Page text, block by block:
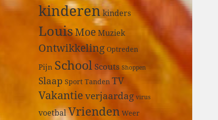
kinderenkinders
LouisMoeMuziek
Ontwikkeling Optreden
Pijn School Scouts Shoppen
Slaap Sport Tanden TV
Vakantie verjaardag virus
voetbalVrienden Weer